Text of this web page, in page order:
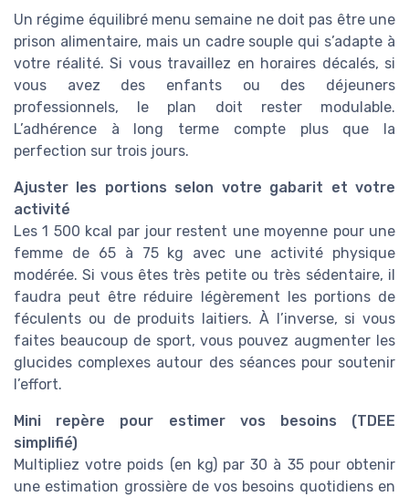
Un régime équilibré menu semaine ne doit pas être une
prison alimentaire, mais un cadre souple qui s’adapte à
votre réalité. Si vous travaillez en horaires décalés, si
vous avez des enfants ou des déjeuners
professionnels, le plan doit rester modulable.
L’adhérence à long terme compte plus que la
perfection sur trois jours.
Ajuster les portions selon votre gabarit et votre
activité
Les 1 500 kcal par jour restent une moyenne pour une
femme de 65 à 75 kg avec une activité physique
modérée. Si vous êtes très petite ou très sédentaire, il
faudra peut être réduire légèrement les portions de
féculents ou de produits laitiers. À l’inverse, si vous
faites beaucoup de sport, vous pouvez augmenter les
glucides complexes autour des séances pour soutenir
l’effort.
Mini repère pour estimer vos besoins (TDEE
simplifié)
Multipliez votre poids (en kg) par 30 à 35 pour obtenir
une estimation grossière de vos besoins quotidiens en